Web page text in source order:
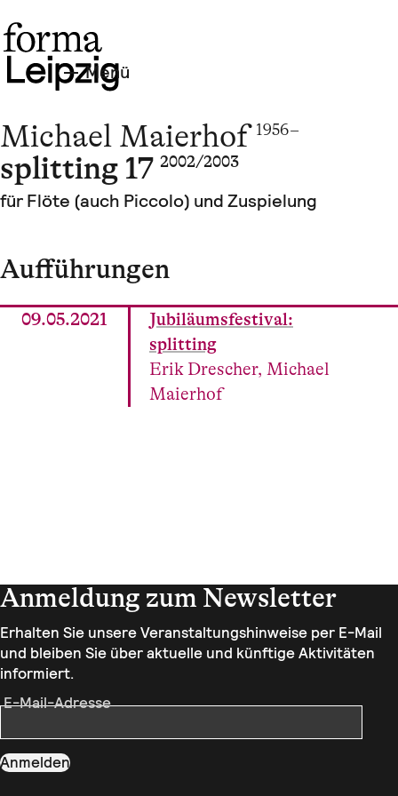
Menü
Michael Maierhof 1956 –
splitting 17 2002/2003
für Flöte (auch Piccolo) und Zuspielung
Aufführungen
09.05.2021
Jubiläumsfestival:
splitting
Erik Drescher, Michael
Maierhof
Anmeldung zum Newsletter
Erhalten Sie unsere Veranstaltungshinweise per E-Mail
und bleiben Sie über aktuelle und künftige Aktivitäten
informiert.
E-Mail-Adresse
Anmelden